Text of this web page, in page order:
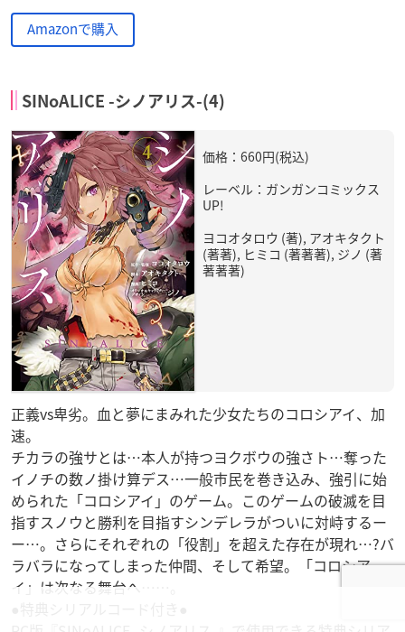
Amazonで購入
SINoALICE -シノアリス-(4)
価格：660円(税込)
レーベル：ガンガンコミックス
UP!
ヨコオタロウ (著), アオキタクト
(著著), ヒミコ (著著著), ジノ (著
著著著)
正義vs卑劣。血と夢にまみれた少女たちのコロシアイ、加
速。
チカラの強サとは…本人が持つヨクボウの強さト…奪った
イノチの数ノ掛け算デス…一般市民を巻き込み、強引に始
められた「コロシアイ」のゲーム。このゲームの破滅を目
指すスノウと勝利を目指すシンデレラがついに対峙するー
ー…。さらにそれぞれの「役割」を超えた存在が現れ…?バ
ラバラになってしまった仲間、そして希望。「コロシア
イ」は次なる舞台へ……。